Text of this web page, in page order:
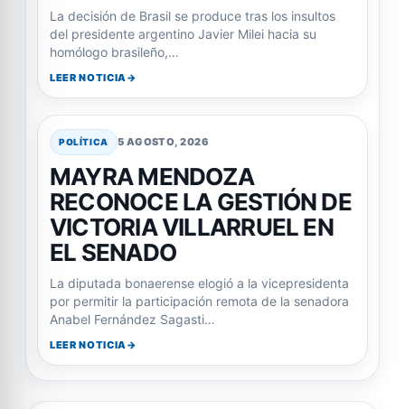
La decisión de Brasil se produce tras los insultos
del presidente argentino Javier Milei hacia su
homólogo brasileño,…
LEER NOTICIA
POLÍTICA 5 AGOSTO, 2026
MAYRA MENDOZA
RECONOCE LA GESTIÓN DE
VICTORIA VILLARRUEL EN
EL SENADO
La diputada bonaerense elogió a la vicepresidenta
por permitir la participación remota de la senadora
Anabel Fernández Sagasti…
LEER NOTICIA